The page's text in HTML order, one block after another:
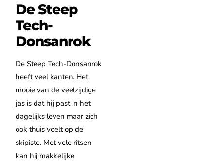
De Steep
Tech-
Donsanrok
De Steep Tech-Donsanrok
heeft veel kanten. Het
mooie van de veelzijdige
jas is dat hij past in het
dagelijks leven maar zich
ook thuis voelt op de
skipiste. Met vele ritsen
kan hij makkelijke